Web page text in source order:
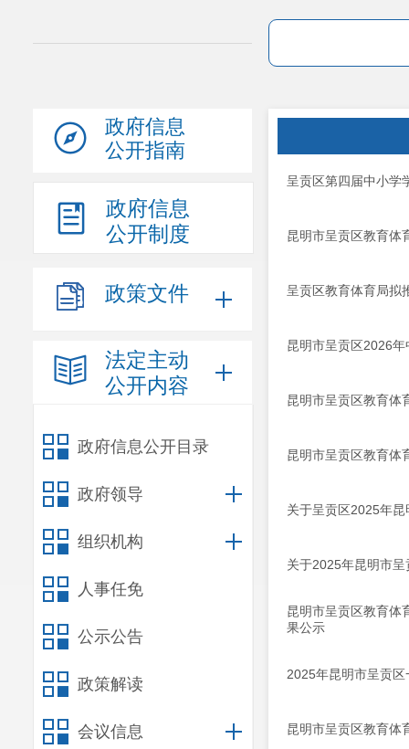
政府信息
公开指南
政府信息
公开制度
政策文件
法定主动
公开内容
政府信息公开目录
政府领导
组织机构
人事任免
公示公告
政策解读
会议信息
呈贡区第四届中小学
昆明市呈贡区教育体
呈贡区教育体育局拟
昆明市呈贡区2026
昆明市呈贡区教育体
昆明市呈贡区教育体
关于呈贡区2025年
关于2025年昆明市
昆明市呈贡区教育体
果公示
2025年昆明市呈贡
昆明市呈贡区教育体